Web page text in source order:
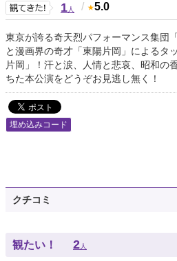
1人 / 5.0
東京が誇る奇天烈パフォーマンス集団
と漫画界の奇才「東陽片岡」によるタ
片岡」！汗と涙、人情と悲哀、昭和の
ちた本公演をどうぞお見逃し無く！
埋め込みコード
クチコミ
観たい！ 2人